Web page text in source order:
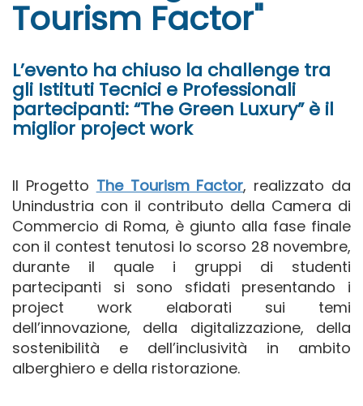
Tourism Factor"
L’evento ha chiuso la challenge tra
gli Istituti Tecnici e Professionali
partecipanti: “The Green Luxury” è il
miglior project work
Il Progetto The Tourism Factor, realizzato da
Unindustria con il contributo della Camera di
Commercio di Roma, è giunto alla fase finale
con il contest tenutosi lo scorso 28 novembre,
durante il quale i gruppi di studenti
partecipanti si sono sfidati presentando i
project work elaborati sui temi
dell’innovazione, della digitalizzazione, della
sostenibilità e dell’inclusività in ambito
alberghiero e della ristorazione.